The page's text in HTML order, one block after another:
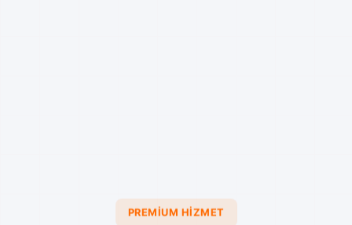
PREMIUM HIZMET